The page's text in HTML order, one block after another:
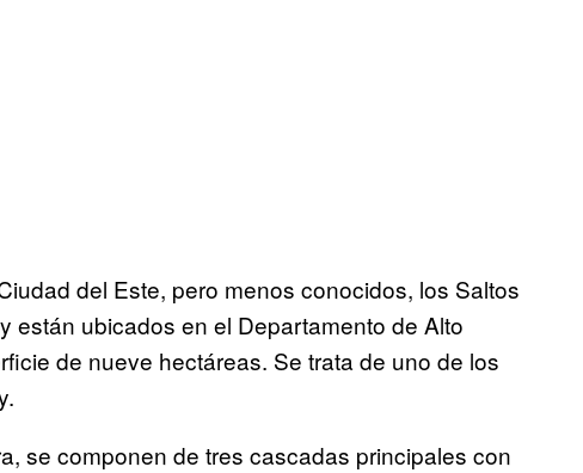
del Este, pero menos conocidos, los Saltos
están ubicados en el Departamento de Alto
de nueve hectáreas. Se trata de uno de los
se componen de tres cascadas principales con